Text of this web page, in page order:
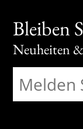
Bleiben
Neuheiten